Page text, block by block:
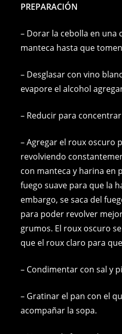
PREPARACIÓN
– Dorar la cebolla en una
manteca hasta que
– Desglasar con vino
evapore el alcohol
– Reducir para
– Agregar el roux oscuro
revolviendo
con manteca y harina en
fuego suave para que la
embargo, se saca del
para poder revolver
grumos. El roux oscuro
que el roux claro para
– Condimentar con sal y
– Gratinar el pan con el
acompañar la sopa.